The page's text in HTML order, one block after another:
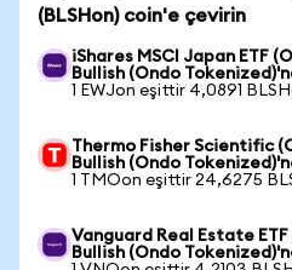
(BLSHon) coin'e çevirin
iShares MSCI Japan ETF
Bullish (Ondo
1 EWJon eşittir 4,0891
Thermo Fisher Scientific
Bullish (Ondo
1 TMOon eşittir 24,6275
Vanguard Real Estate
Bullish (Ondo